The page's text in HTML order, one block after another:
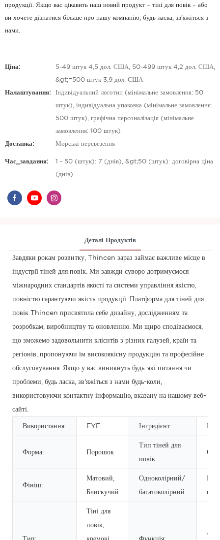
продукції. Якщо вас цікавить наш новий продукт – тіні для повік – або
ви хочете дізнатися більше про нашу компанію, будь ласка, зв'яжіться з
нами.
Ціна: 5-49 штук 4,5 дол. США, 50-499 штук 4,2 дол. США,
&gt;=500 штук 3,9 дол. США
Налаштування: Індивідуальний логотип (мінімальне замовлення: 50
штук), індивідуальна упаковка (мінімальне замовлення:
500 штук), графічна персоналізація (мінімальне
замовлення: 100 штук)
Доставка: Морські перевезення
Час_завдання: 1 - 50 (штук): 7 (днів), &gt;50 (штук): договірна ціна
(днів)
Деталі Продуктів
Завдяки рокам розвитку, Thincen зараз займає важливе місце в
індустрії тіней для повік. Ми завжди суворо дотримуємося
міжнародних стандартів якості та системи управління якістю,
повністю гарантуючи якість продукції. Платформа для тіней для
повік Thincen присвятила себе дизайну, дослідженням та
розробкам, виробництву та оновленню. Ми щиро сподіваємося,
що зможемо задовольнити клієнтів з різних галузей, країн та
регіонів, пропонуючи їм високоякісну продукцію та професійне
обслуговування. Якщо у вас виникнуть будь-які питання чи
проблеми, будь ласка, зв'яжіться з нами будь-коли,
використовуючи контактну інформацію, вказану на нашому веб-
сайті.
Використання: EYE Інгредієнт:
Форма: Порошок
Тип тіней для
повік:
Фініш:
Матовий,
Блискучий
Одноколірний/
багатоколірний:
Тіні для
повік,